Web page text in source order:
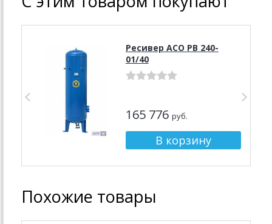
Ресивер АСО РВ 240-
01/40
165 776 руб.
Похожие товары